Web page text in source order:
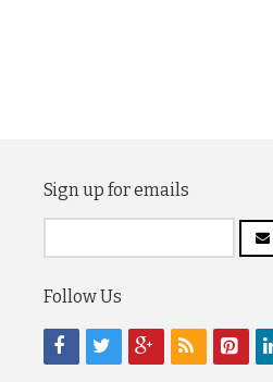
Sign up for emails
Follow Us